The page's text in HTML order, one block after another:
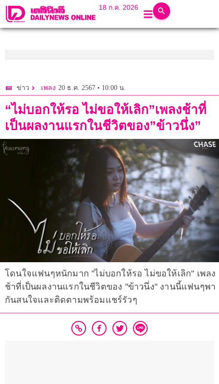
18 ก.ค. 2026
ข่าว เพลง 20 ธ.ค. 2567 • 10:00 น.
“ไม่บอกให้รอ ไม่ขอให้เลิก”เพลงช้าที่
เป็นผลงานแรกในชีวิตของ”ข้าวนึ่ง”
โดนใจแฟนๆหนักมาก "ไม่บอกให้รอ ไม่ขอให้เลิก" เพลง
ช้าที่เป็นผลงานแรกในชีวิตของ "ข้าวนึ่ง" งานนี้แฟนๆพา
กันสนใจและติดตามพร้อมแชร์รัวๆ